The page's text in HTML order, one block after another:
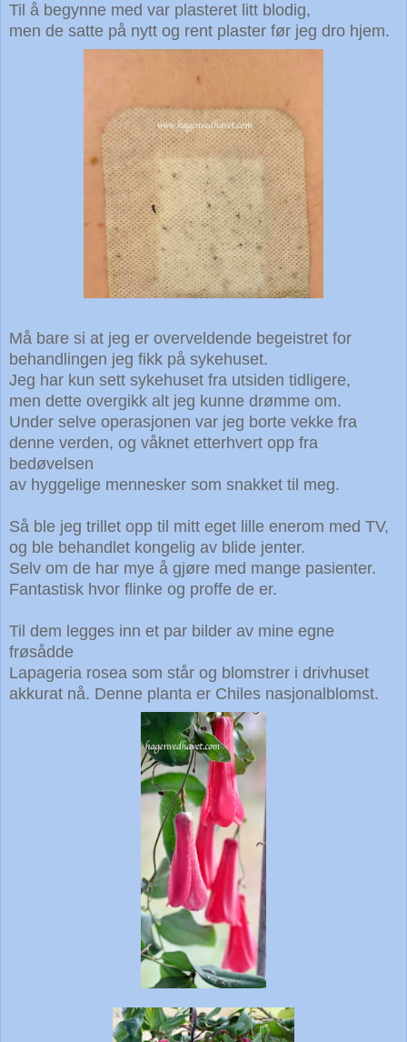
Til å begynne med var plasteret litt blodig,
men de satte på nytt og rent plaster før jeg dro hjem.
Må bare si at jeg er overveldende begeistret for
behandlingen jeg fikk på sykehuset.
Jeg har kun sett sykehuset fra utsiden tidligere,
men dette overgikk alt jeg kunne drømme om.
Under selve operasjonen var jeg borte vekke fra
denne verden, og våknet etterhvert opp fra
bedøvelsen
av hyggelige mennesker som snakket til meg.
Så ble jeg trillet opp til mitt eget lille enerom med TV,
og ble behandlet kongelig av blide jenter.
Selv om de har mye å gjøre med mange pasienter.
Fantastisk hvor flinke og proffe de er.
Til dem legges inn et par bilder av mine egne
frøsådde
Lapageria rosea som står og blomstrer i drivhuset
akkurat nå. Denne planta er Chiles nasjonalblomst.